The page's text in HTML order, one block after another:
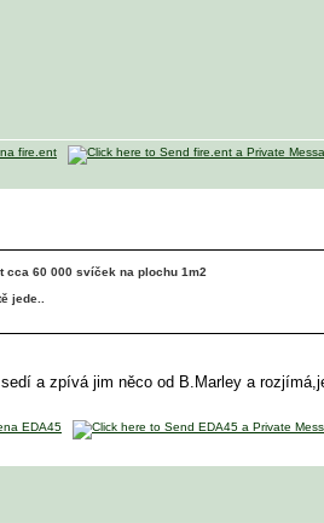
cca 60 000 svíček na plochu 1m2
jede..
a zpívá jim něco od B.Marley a